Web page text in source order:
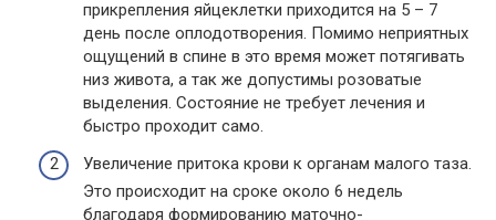
прикрепления яйцеклетки приходится на 5 – 7
день после оплодотворения. Помимо неприятных
ощущений в спине в это время может потягивать
низ живота, а так же допустимы розоватые
выделения. Состояние не требует лечения и
быстро проходит само.
Увеличение притока крови к органам малого таза.
Это происходит на сроке около 6 недель
благодаря формированию маточно-